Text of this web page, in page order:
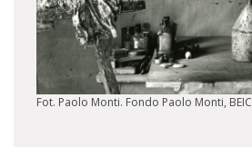
Fot. Paolo Monti. Fondo Paolo Monti, BEIC